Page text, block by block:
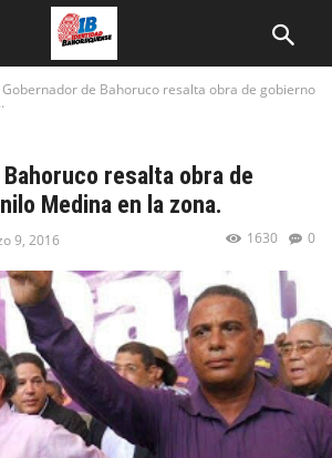
Gobernador de Bahoruco resalta obra de gobierno
resalta obra de
Medina en la zona.
9, 2016 0
1630